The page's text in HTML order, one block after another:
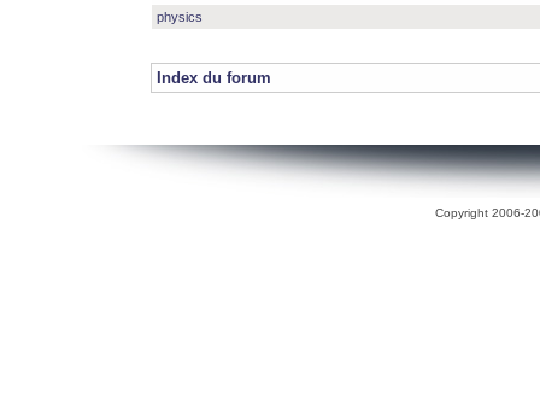
physics
Index du forum
Copyright 2006-